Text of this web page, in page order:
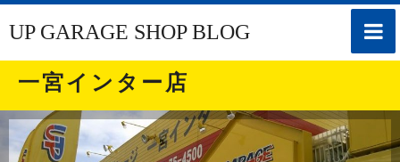
toggle
UP GARAGE SHOP BLOG
一宮インター店